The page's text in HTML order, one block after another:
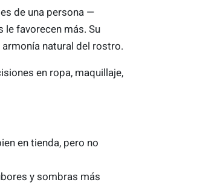
de una persona —
favorecen más. Su
natural del rostro.
en ropa, maquillaje,
en tienda, pero no
y sombras más